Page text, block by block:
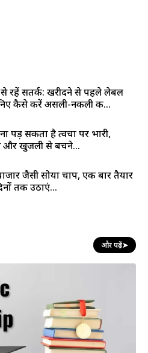
से रहें सतर्क: खरीदने से पहले लेबल
कैसे करें असली-नकली की...
पड़ सकता है त्वचा पर भारी,
और खुजली से बचने...
जैसी सोया चाप, एक बार तैयार
तक उठाएं...
और पढ़ें➤